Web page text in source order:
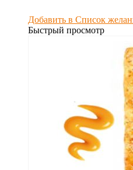
Добавить в Список
Быстрый просмотр